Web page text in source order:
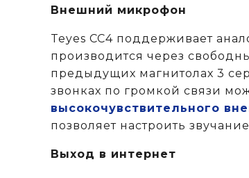
Внешний микрофон
Teyes CC4 поддерживает
производится через
предыдущих магнитолах 3
звонках по громкой связи
высокочувствительного
позволяет настроить
Выход в интернет